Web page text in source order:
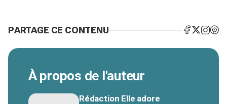
PARTAGE CE CONTENU
À propos de l'auteur
Rédaction Elle adore